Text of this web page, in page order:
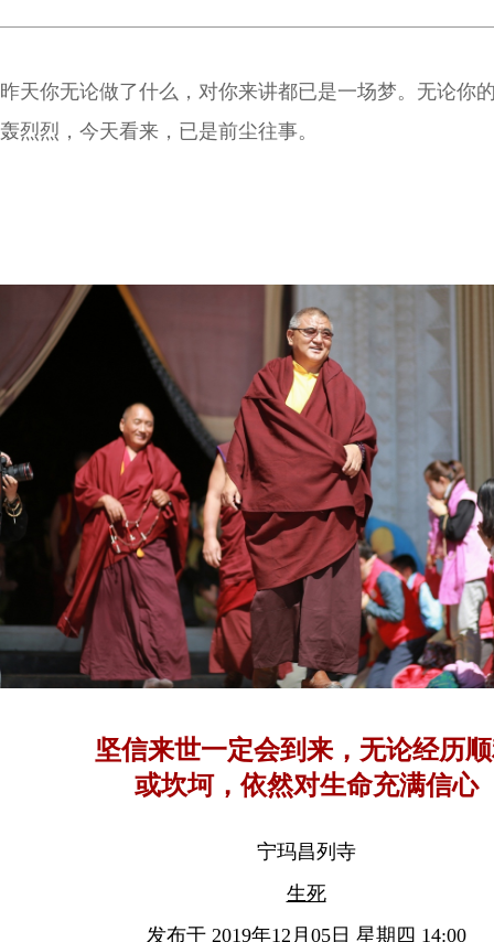
昨天你无论做了什么，对你来讲都已是一场梦。无论你
轰烈烈，今天看来，已是前尘往事。
坚信来世一定会到来，无论经历
或坎坷，依然对生命充满信心
宁玛昌列寺
生死
发布于 2019年12月05日 星期四 14:00